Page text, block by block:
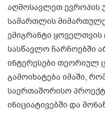
აღმოსავლეთ ევროპის
სამართლის
ემიგრანტი
სასწავლო ჩარჩოებში
ინტერესები თეორიულ
გამოიხატება იმაში,
საერთაშორისო
ინიციატივებში და